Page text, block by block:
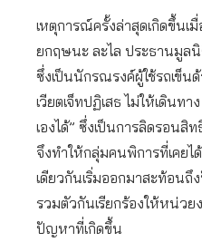
เหตุการณ์ครั้งล่าสุดเกิดขึ้นเ
ยกฤษนะ ละไล ประธานมูล
ซึ่งเป็นนักรณรงค์ผู้ใช้รถเข็น
เวียตเจ็ทปฏิเสธ ไม่ให้เดินทา
เองได้” ซึ่งเป็นการลิดรอนสิ
จึงทำให้กลุ่มคนพิการที่เคย
เดียวกันเริ่มออกมาสะท้อน
รวมตัวกันเรียกร้องให้หน่ว
ปัญหาที่เกิดขึ้น